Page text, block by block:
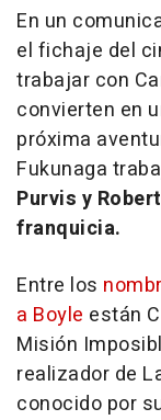
En un
el fichaje del
trabajar con
convierten en
próxima
Fukunaga
Purvis y
franquicia.
Entre los
a Boyle están
Misión
realizador de
conocido por